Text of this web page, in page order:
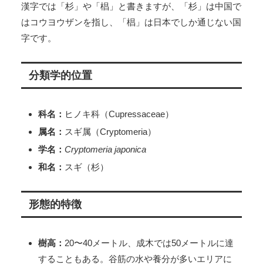
漢字では「杉」や「椙」と書きますが、「杉」は中国で
はコウヨウザンを指し、「椙」は日本でしか通じない国
字です。
分類学的位置
科名： ヒノキ科（Cupressaceae）
属名： スギ属（Cryptomeria）
学名： Cryptomeria japonica
和名： スギ（杉）
形態的特徴
樹高： 20〜40メートル、成木では50メートルに達
することもある。谷筋の水や養分が多いエリアに